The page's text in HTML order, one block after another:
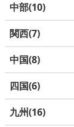
中部 10
関西 7
中国 8
四国 6
九州 16